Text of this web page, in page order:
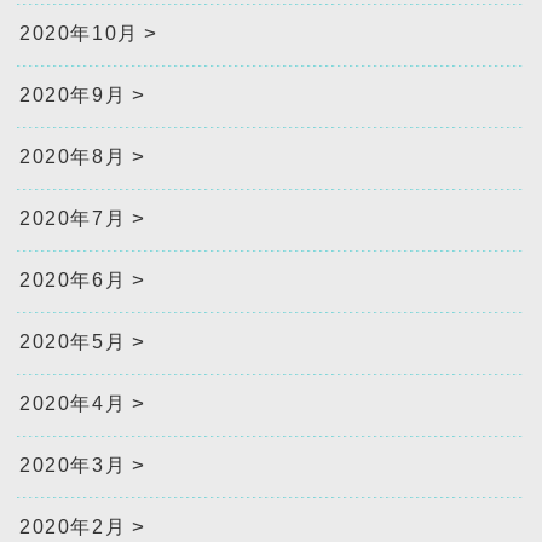
2020年10月
2020年9月
2020年8月
2020年7月
2020年6月
2020年5月
2020年4月
2020年3月
2020年2月